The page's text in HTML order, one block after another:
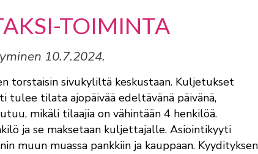
TOIMINTA
10.7.2024.
torstaisin sivukyliltä keskustaan. Kuljetukset
tulee tilata ajopäivää edeltävänä päivänä,
mikäli tilaajia on vähintään 4 henkilöä.
ja se maksetaan kuljettajalle. Asiointikyyti
muun muassa pankkiin ja kauppaan.